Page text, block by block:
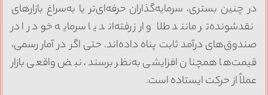
در چنین بستری، سرمایه‌گذاران حرفه‌ای‌تر یا به‌سراغ بازارهای
نقدشونده‌تر مانند طلا و ارز رفته‌اند یا سرمایه خود را در
صندوق‌های درآمد ثابت پناه داده‌اند. حتی اگر در آمار رسمی،
قیمت‌ها همچنان افزایشی به‌نظر برسند، نبض واقعی بازار
عملاً از حرکت ایستاده است.